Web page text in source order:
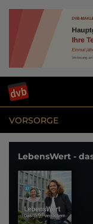
VORSORGE
LebensWert -